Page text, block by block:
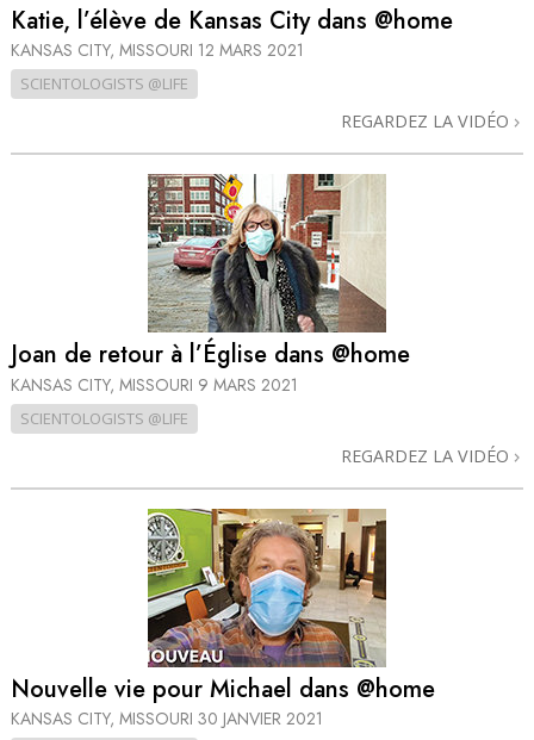
Katie, l’élève de Kansas City dans @home
KANSAS CITY, MISSOURI 12 MARS 2021
SCIENTOLOGISTS @LIFE
REGARDEZ LA VIDÉO
Joan de retour à l’Église dans @home
KANSAS CITY, MISSOURI 9 MARS 2021
SCIENTOLOGISTS @LIFE
REGARDEZ LA VIDÉO
Nouvelle vie pour Michael dans @home
KANSAS CITY, MISSOURI 30 JANVIER 2021